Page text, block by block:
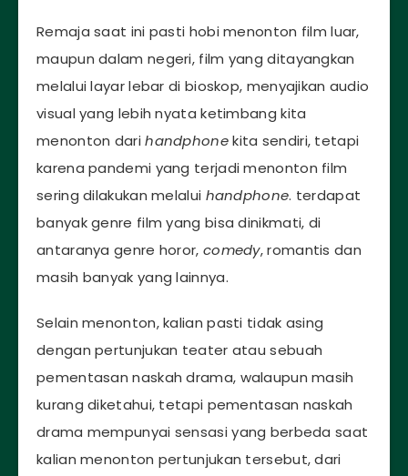
Remaja saat ini pasti hobi menonton film luar,
maupun dalam negeri, film yang ditayangkan
melalui layar lebar di bioskop, menyajikan audio
visual yang lebih nyata ketimbang kita
menonton darihandphonekita sendiri, tetapi
karena pandemi yang terjadi menonton film
sering dilakukan melalui handphone. terdapat
banyak genre film yang bisa dinikmati, di
antaranya genre horor, comedy, romantis dan
masih banyak yang lainnya.
Selain menonton, kalian pasti tidak asing
dengan pertunjukan teater atau sebuah
pementasan naskah drama, walaupun masih
kurang diketahui, tetapi pementasan naskah
drama mempunyai sensasi yang berbeda saat
kalian menonton pertunjukan tersebut, dari